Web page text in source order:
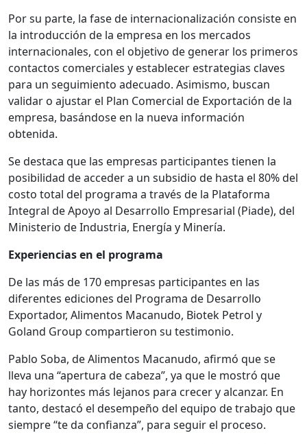
Por su parte, la fase de internacionalización consiste en
la introducción de la empresa en los mercados
internacionales, con el objetivo de generar los primeros
contactos comerciales y establecer estrategias claves
para un seguimiento adecuado. Asimismo, buscan
validar o ajustar el Plan Comercial de Exportación de la
empresa, basándose en la nueva información
obtenida.
Se destaca que las empresas participantes tienen la
posibilidad de acceder a un subsidio de hasta el 80% del
costo total del programa a través de la Plataforma
Integral de Apoyo al Desarrollo Empresarial (Piade), del
Ministerio de Industria, Energía y Minería.
Experiencias en el programa
De las más de 170 empresas participantes en las
diferentes ediciones del Programa de Desarrollo
Exportador, Alimentos Macanudo, Biotek Petrol y
Goland Group compartieron su testimonio.
Pablo Soba, de Alimentos Macanudo, afirmó que se
lleva una “apertura de cabeza”, ya que le mostró que
hay horizontes más lejanos para crecer y alcanzar. En
tanto, destacó el desempeño del equipo de trabajo que
siempre “te da confianza”, para seguir el proceso.